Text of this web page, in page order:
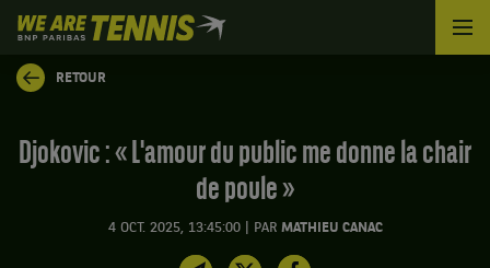
We
are
Tennis
by
Accueil
RETOUR
Djokovic : « L'amour du public me donne la chair
de poule »
4 OCT. 2025, 13:45:00 PAR MATHIEU CANAC